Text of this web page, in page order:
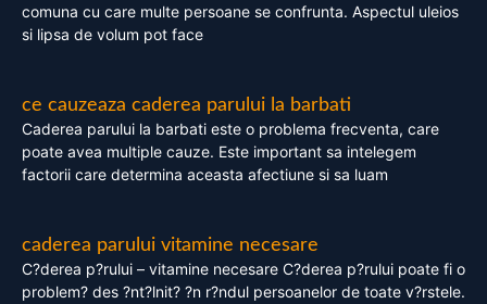
comuna cu care multe persoane se confrunta. Aspectul uleios
si lipsa de volum pot face
ce cauzeaza caderea parului la barbati
Caderea parului la barbati este o problema frecventa, care
poate avea multiple cauze. Este important sa intelegem
factorii care determina aceasta afectiune si sa luam
caderea parului vitamine necesare
C?derea p?rului – vitamine necesare C?derea p?rului poate fi o
problem? des ?nt?lnit? ?n r?ndul persoanelor de toate v?rstele.